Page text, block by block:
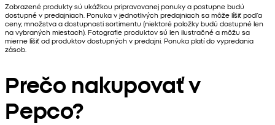
Zobrazené produkty sú ukážkou pripravovanej ponuky a postupne budú
dostupné v predajniach. Ponuka v jednotlivých predajniach sa môže líšiť podľa
ceny, množstva a dostupnosti sortimentu (niektoré položky budú dostupné len
na vybraných miestach). Fotografie produktov sú len ilustračné a môžu sa
mierne líšiť od produktov dostupných v predajni. Ponuka platí do vypredania
zásob.
Prečo nakupovať v
Pepco?